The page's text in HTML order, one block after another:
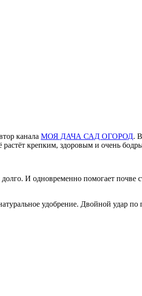
канала МОЯ ДАЧА САД ОГОРОД.
крепким, здоровым и очень
И одновременно помогает почве
удобрение. Двойной удар по